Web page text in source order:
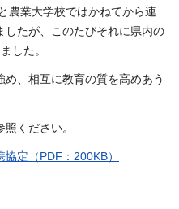
農業大学校ではかねてから連
たが、このたびそれに県内の
した。
、相互に教育の質を高めあう
ください。
定（PDF：200KB）